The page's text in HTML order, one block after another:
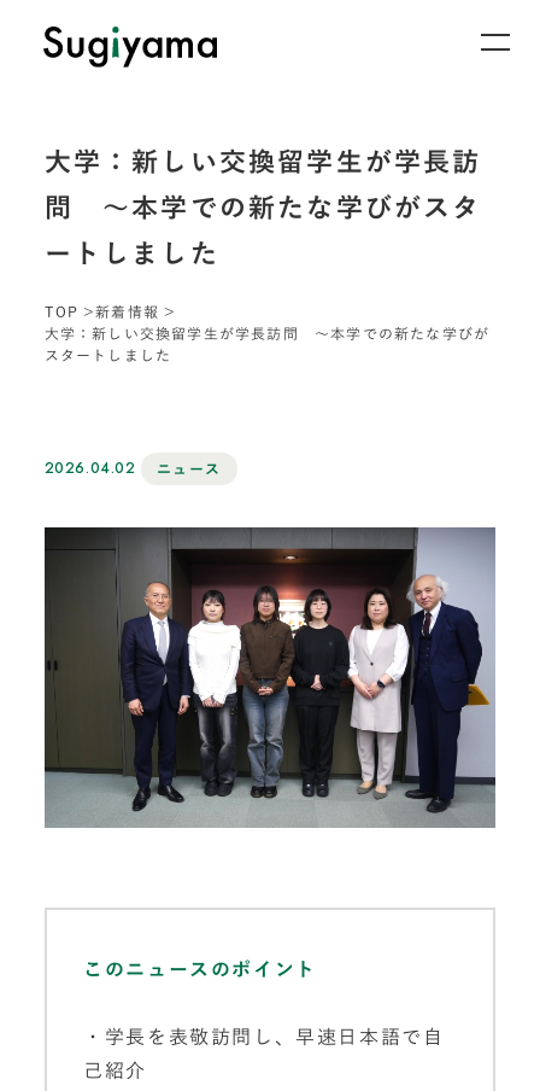
大学：新しい交換留学生が学長訪
問 ～本学での新たな学びがスタ
ートしました
TOP
新着情報
大学：新しい交換留学生が学長訪問 ～本学での新たな学びが
スタートしました
2026.04.02 ニュース
このニュースのポイント
・学長を表敬訪問し、早速日本語で自
己紹介